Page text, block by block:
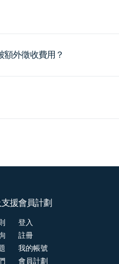
外徵收費用？
援會員計劃
登入
註冊
我的帳號
會員計劃